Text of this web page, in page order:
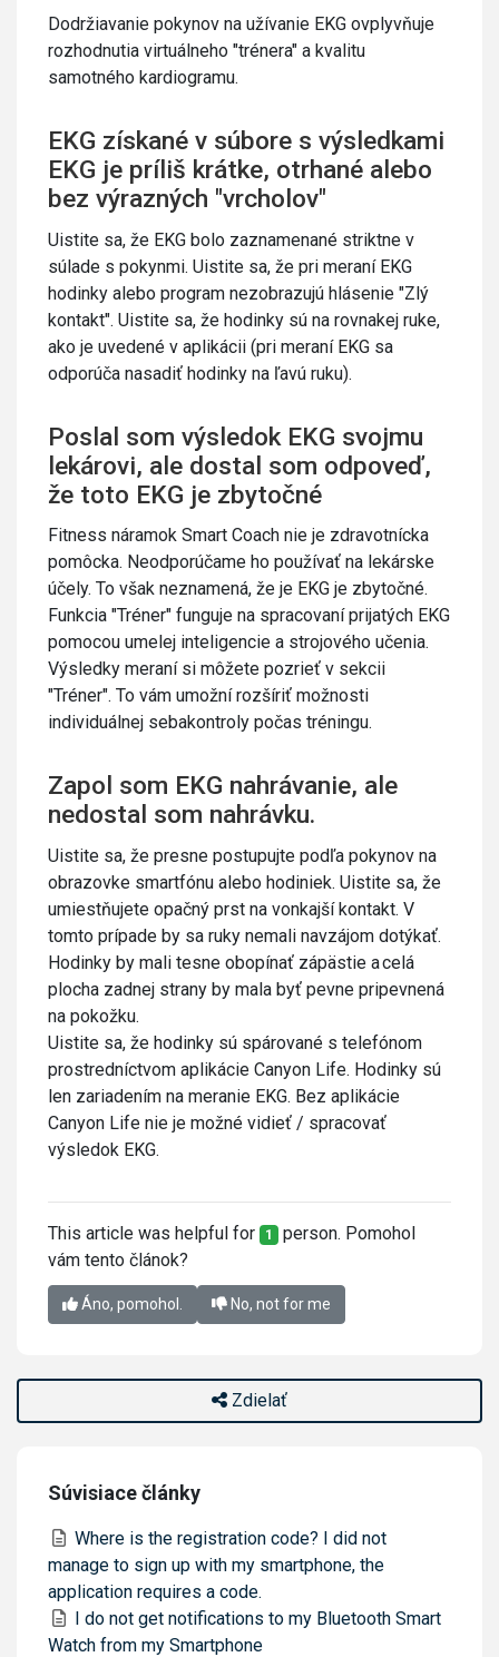
Dodržiavanie pokynov na užívanie EKG ovplyvňuje
rozhodnutia virtuálneho "trénera" a kvalitu
samotného kardiogramu.
EKG získané v súbore s výsledkami
EKG je príliš krátke, otrhané alebo
bez výrazných "vrcholov"
Uistite sa, že EKG bolo zaznamenané striktne v
súlade s pokynmi. Uistite sa, že pri meraní EKG
hodinky alebo program nezobrazujú hlásenie "Zlý
kontakt". Uistite sa, že hodinky sú na rovnakej ruke,
ako je uvedené v aplikácii (pri meraní EKG sa
odporúča nasadiť hodinky na ľavú ruku).
Poslal som výsledok EKG svojmu
lekárovi, ale dostal som odpoveď,
že toto EKG je zbytočné
Fitness náramok Smart Coach nie je zdravotnícka
pomôcka. Neodporúčame ho používať na lekárske
účely. To však neznamená, že je EKG je zbytočné.
Funkcia "Tréner" funguje na spracovaní prijatých EKG
pomocou umelej inteligencie a strojového učenia.
Výsledky meraní si môžete pozrieť v sekcii
"Tréner". To vám umožní rozšíriť možnosti
individuálnej sebakontroly počas tréningu.
Zapol som EKG nahrávanie, ale
nedostal som nahrávku.
Uistite sa, že presne postupujte podľa pokynov na
obrazovke smartfónu alebo hodiniek. Uistite sa, že
umiestňujete opačný prst na vonkajší kontakt. V
tomto prípade by sa ruky nemali navzájom dotýkať.
Hodinky by mali tesne obopínať zápästie a celá
plocha zadnej strany by mala byť pevne pripevnená
na pokožku.
Uistite sa, že hodinky sú spárované s telefónom
prostredníctvom aplikácie Canyon Life. Hodinky sú
len zariadením na meranie EKG. Bez aplikácie
Canyon Life nie je možné vidieť / spracovať
výsledok EKG.
This article was helpful for 1 person. Pomohol
vám tento článok?
Áno, pomohol. No, not for me
Zdielať
Súvisiace články
Where is the registration code? I did not
manage to sign up with my smartphone, the
application requires a code.
I do not get notifications to my Bluetooth Smart
Watch from my Smartphone